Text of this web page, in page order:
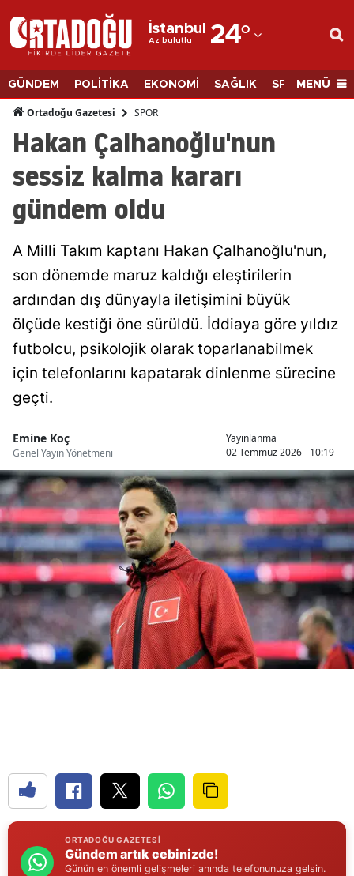
İstanbul
Az bulutlu 24°
Adana
Adıyaman
Ağrı
Amasya
Antalya
Artvin
Aydın
Bilecik
Bolu
Burdur
Bursa
Çanakkale
Çankırı
Çorum
Denizli
Erzincan
Erzurum
Eskişehir
GÜNDEM POLİTİKA EKONOMİ SAĞLIK SPORMENÜ
Ortadoğu Gazetesi SPOR
Hakan Çalhanoğlu'nun
sessiz kalma kararı
gündem oldu
A Milli Takım kaptanı Hakan Çalhanoğlu'nun,
son dönemde maruz kaldığı eleştirilerin
ardından dış dünyayla iletişimini büyük
ölçüde kestiği öne sürüldü. İddiaya göre yıldız
futbolcu, psikolojik olarak toparlanabilmek
için telefonlarını kapatarak dinlenme sürecine
geçti.
Emine Koç
Genel Yayın Yönetmeni
Yayınlanma
02 Temmuz 2026 - 10:19
ORTADOĞU GAZETESI
Gündem artık cebinizde!
Günün en önemli gelişmeleri anında telefonunuza gelsin.